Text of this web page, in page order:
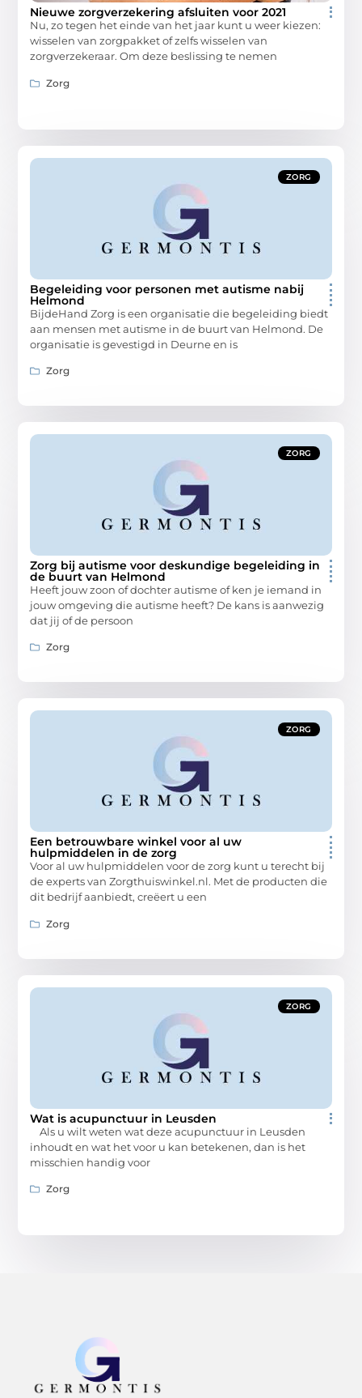
Nieuwe zorgverzekering afsluiten voor 2021
Nu, zo tegen het einde van het jaar kunt u weer kiezen:
wisselen van zorgpakket of zelfs wisselen van
zorgverzekeraar. Om deze beslissing te nemen
Zorg
ZORG
Begeleiding voor personen met autisme nabij
Helmond
BijdeHand Zorg is een organisatie die begeleiding biedt
aan mensen met autisme in de buurt van Helmond. De
organisatie is gevestigd in Deurne en is
Zorg
ZORG
Zorg bij autisme voor deskundige begeleiding in
de buurt van Helmond
Heeft jouw zoon of dochter autisme of ken je iemand in
jouw omgeving die autisme heeft? De kans is aanwezig
dat jij of de persoon
Zorg
ZORG
Een betrouwbare winkel voor al uw
hulpmiddelen in de zorg
Voor al uw hulpmiddelen voor de zorg kunt u terecht bij
de experts van Zorgthuiswinkel.nl. Met de producten die
dit bedrijf aanbiedt, creëert u een
Zorg
ZORG
Wat is acupunctuur in Leusden
Als u wilt weten wat deze acupunctuur in Leusden
inhoudt en wat het voor u kan betekenen, dan is het
misschien handig voor
Zorg